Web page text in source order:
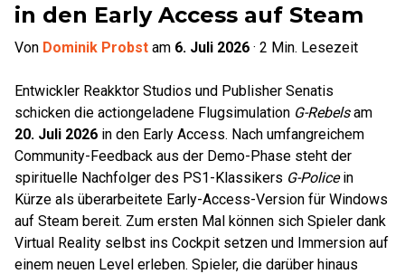
in den Early Access auf Steam
Von Dominik Probst am 6. Juli 2026 · 2 Min. Lesezeit
Entwickler Reakktor Studios und Publisher Senatis
schicken die actiongeladene Flugsimulation G-Rebelsam
20. Juli 2026 in den Early Access. Nach umfangreichem
Community-Feedback aus der Demo-Phase steht der
spirituelle Nachfolger des PS1-Klassikers G-Policein
Kürze als überarbeitete Early-Access-Version für Windows
auf Steam bereit. Zum ersten Mal können sich Spieler dank
Virtual Reality selbst ins Cockpit setzen und Immersion auf
einem neuen Level erleben. Spieler, die darüber hinaus